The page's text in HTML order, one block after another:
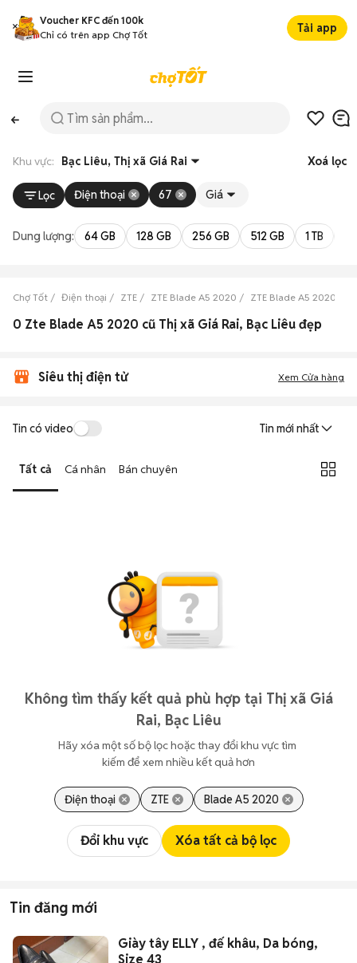
Voucher KFC đến 100k
Chỉ có trên app Chợ Tốt
Tải app
Khu vực: Bạc Liêu, Thị xã Giá Rai Xoá lọc
Lọc Điện thoại 67 Giá
Dung lượng: 64 GB 128 GB 256 GB 512 GB 1 TB
Chợ Tốt Điện thoại ZTE ZTE Blade A5 2020 ZTE Blade A5 2020 Bạc
0 Zte Blade A5 2020 cũ Thị xã Giá Rai, Bạc Liêu đẹp
Siêu thị điện tử Xem Cửa hàng
Tin có video Tin mới nhất
Tất cả Cá nhân Bán chuyên
Không tìm thấy kết quả phù hợp tại Thị xã Giá
Rai, Bạc Liêu
Hãy xóa một số bộ lọc hoặc thay đổi khu vực tìm
kiếm để xem nhiều kết quả hơn
Điện thoại ZTE Blade A5 2020
Đổi khu vực Xóa tất cả bộ lọc
Tin đăng mới
Giày tây ELLY , đế khâu, Da bóng,
Size 43